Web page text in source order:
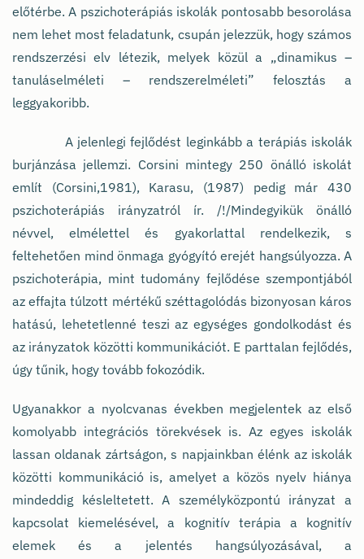
előtérbe. A pszichoterápiás iskolák pontosabb besorolása
nem lehet most feladatunk, csupán jelezzük, hogy számos
rendszerzési elv létezik, melyek közül a „dinamikus –
tanuláselméleti – rendszerelméleti” felosztás a
leggyakoribb.
A jelenlegi fejlődést leginkább a terápiás iskolák
burjánzása jellemzi. Corsini mintegy 250 önálló iskolát
említ (Corsini,1981), Karasu, (1987) pedig már 430
pszichoterápiás irányzatról ír. /!/Mindegyikük önálló
névvel, elmélettel és gyakorlattal rendelkezik, s
feltehetően mind önmaga gyógyító erejét hangsúlyozza. A
pszichoterápia, mint tudomány fejlődése szempontjából
az effajta túlzott mértékű széttagolódás bizonyosan káros
hatású, lehetetlenné teszi az egységes gondolkodást és
az irányzatok közötti kommunikációt. E parttalan fejlődés,
úgy tűnik, hogy tovább fokozódik.
Ugyanakkor a nyolcvanas években megjelentek az első
komolyabb integrációs törekvések is. Az egyes iskolák
lassan oldanak zártságon, s napjainkban élénk az iskolák
közötti kommunikáció is, amelyet a közös nyelv hiánya
mindeddig késleltetett. A személyközpontú irányzat a
kapcsolat kiemelésével, a kognitív terápia a kognitív
elemek és a jelentés hangsúlyozásával, a